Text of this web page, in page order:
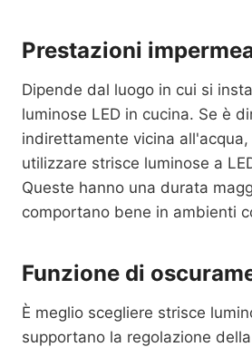
Prestazioni
Dipende dal luogo in cui si
luminose LED in cucina. Se è
indirettamente vicina
utilizzare strisce luminose a
Queste hanno una durata
comportano bene in ambienti
Funzione di
È meglio scegliere strisce
supportano la regolazione